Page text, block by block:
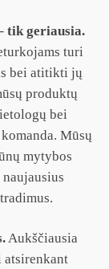
tik geriausia.
turi
bei atitikti jų
produktų
bei
Mūsų
mytybos
Aukščiausia
atsirenkant